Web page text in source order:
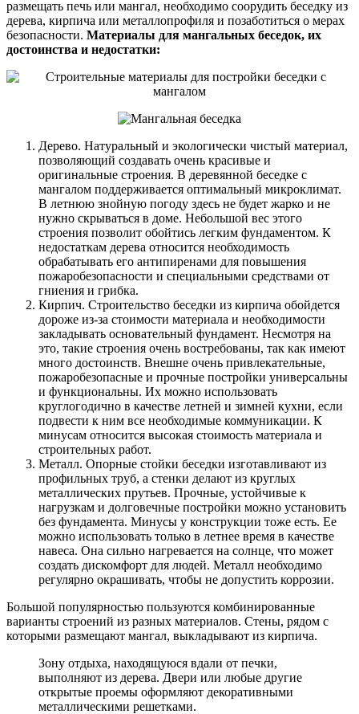
размещать печь или мангал, необходимо соорудить беседку из
дерева, кирпича или металлопрофиля и позаботиться о мерах
безопасности. Материалы для мангальных беседок, их
достоинства и недостатки:
Дерево. Натуральный и экологически чистый материал,
позволяющий создавать очень красивые и
оригинальные строения. В деревянной беседке с
мангалом поддерживается оптимальный микроклимат.
В летнюю знойную погоду здесь не будет жарко и не
нужно скрываться в доме. Небольшой вес этого
строения позволит обойтись легким фундаментом. К
недостаткам дерева относится необходимость
обрабатывать его антипиренами для повышения
пожаробезопасности и специальными средствами от
гниения и грибка.
Кирпич. Строительство беседки из кирпича обойдется
дороже из-за стоимости материала и необходимости
закладывать основательный фундамент. Несмотря на
это, такие строения очень востребованы, так как имеют
много достоинств. Внешне очень привлекательные,
пожаробезопасные и прочные постройки универсальны
и функциональны. Их можно использовать
круглогодично в качестве летней и зимней кухни, если
подвести к ним все необходимые коммуникации. К
минусам относится высокая стоимость материала и
строительных работ.
Металл. Опорные стойки беседки изготавливают из
профильных труб, а стенки делают из круглых
металлических прутьев. Прочные, устойчивые к
нагрузкам и долговечные постройки можно установить
без фундамента. Минусы у конструкции тоже есть. Ее
можно использовать только в летнее время в качестве
навеса. Она сильно нагревается на солнце, что может
создать дискомфорт для людей. Металл необходимо
регулярно окрашивать, чтобы не допустить коррозии.
Большой популярностью пользуются комбинированные
варианты строений из разных материалов. Стены, рядом с
которыми размещают мангал, выкладывают из кирпича.
Зону отдыха, находящуюся вдали от печки,
выполняют из дерева. Двери или любые другие
открытые проемы оформляют декоративными
металлическими решетками.